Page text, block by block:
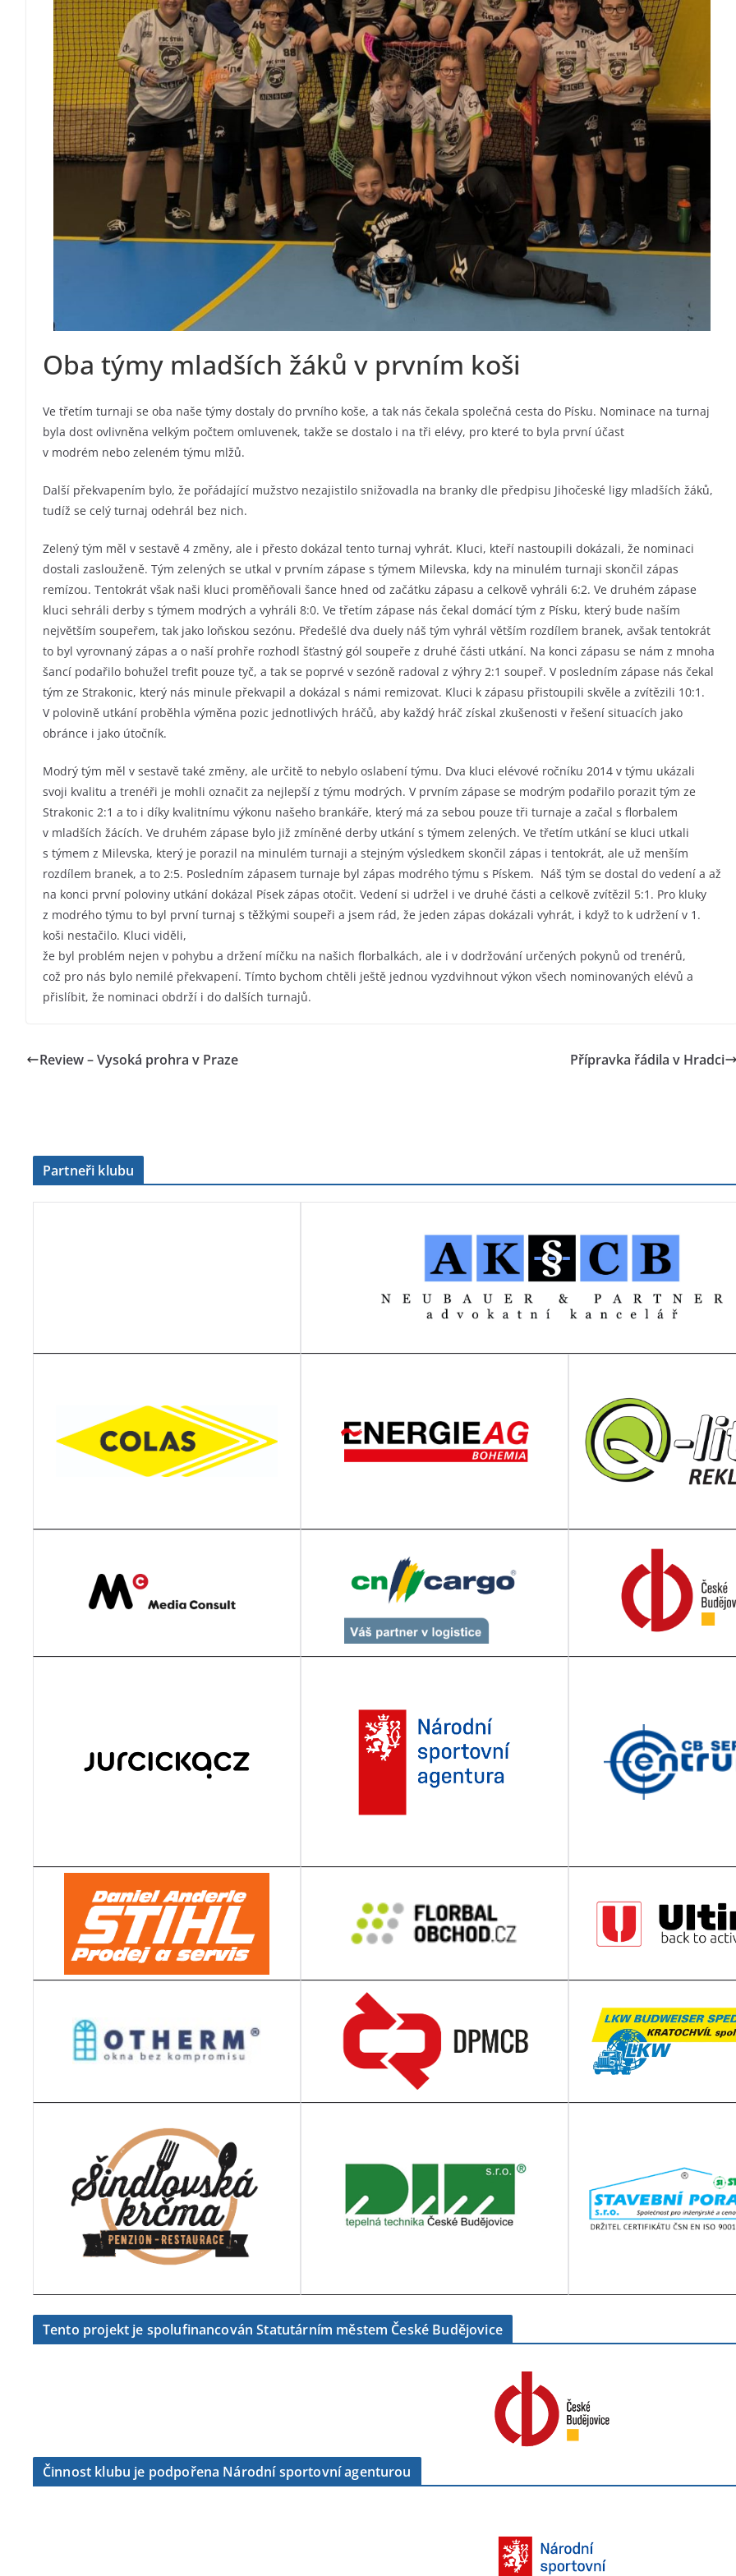
Oba týmy mladších žáků v prvním koši
Ve třetím turnaji se oba naše týmy dostaly do prvního koše, a tak nás čekala společná cesta do Písku. Nominace na turnaj
byla dost ovlivněna velkým počtem omluvenek, takže se dostalo i na tři elévy, pro které to byla první účast
v modrém nebo zeleném týmu mlžů.
Další překvapením bylo, že pořádající mužstvo nezajistilo snižovadla na branky dle předpisu Jihočeské ligy mladších žáků,
tudíž se celý turnaj odehrál bez nich.
Zelený tým měl v sestavě 4 změny, ale i přesto dokázal tento turnaj vyhrát. Kluci, kteří nastoupili dokázali, že nominaci
dostali zaslouženě. Tým zelených se utkal v prvním zápase s týmem Milevska, kdy na minulém turnaji skončil zápas
remízou. Tentokrát však naši kluci proměňovali šance hned od začátku zápasu a celkově vyhráli 6:2. Ve druhém zápase
kluci sehráli derby s týmem modrých a vyhráli 8:0. Ve třetím zápase nás čekal domácí tým z Písku, který bude naším
největším soupeřem, tak jako loňskou sezónu. Předešlé dva duely náš tým vyhrál větším rozdílem branek, avšak tentokrát
to byl vyrovnaný zápas a o naší prohře rozhodl šťastný gól soupeře z druhé části utkání. Na konci zápasu se nám z mnoha
šancí podařilo bohužel trefit pouze tyč, a tak se poprvé v sezóně radoval z výhry 2:1 soupeř. V posledním zápase nás čekal
tým ze Strakonic, který nás minule překvapil a dokázal s námi remizovat. Kluci k zápasu přistoupili skvěle a zvítězili 10:1.
V polovině utkání proběhla výměna pozic jednotlivých hráčů, aby každý hráč získal zkušenosti v řešení situacích jako
obránce i jako útočník.
Modrý tým měl v sestavě také změny, ale určitě to nebylo oslabení týmu. Dva kluci elévové ročníku 2014 v týmu ukázali
svoji kvalitu a trenéři je mohli označit za nejlepší z týmu modrých. V prvním zápase se modrým podařilo porazit tým ze
Strakonic 2:1 a to i díky kvalitnímu výkonu našeho brankáře, který má za sebou pouze tři turnaje a začal s florbalem
v mladších žácích. Ve druhém zápase bylo již zmíněné derby utkání s týmem zelených. Ve třetím utkání se kluci utkali
s týmem z Milevska, který je porazil na minulém turnaji a stejným výsledkem skončil zápas i tentokrát, ale už menším
rozdílem branek, a to 2:5. Posledním zápasem turnaje byl zápas modrého týmu s Pískem. Náš tým se dostal do vedení a až
na konci první poloviny utkání dokázal Písek zápas otočit. Vedení si udržel i ve druhé části a celkově zvítězil 5:1. Pro kluky
z modrého týmu to byl první turnaj s těžkými soupeři a jsem rád, že jeden zápas dokázali vyhrát, i když to k udržení v 1.
koši nestačilo. Kluci viděli,
že byl problém nejen v pohybu a držení míčku na našich florbalkách, ale i v dodržování určených pokynů od trenérů,
což pro nás bylo nemilé překvapení. Tímto bychom chtěli ještě jednou vyzdvihnout výkon všech nominovaných elévů a
přislíbit, že nominaci obdrží i do dalších turnajů.
Review – Vysoká prohra v Praze Přípravka řádila v Hradci
Partneři klubu
Tento projekt je spolufinancován Statutárním městem České Budějovice
Činnost klubu je podpořena Národní sportovní agenturou